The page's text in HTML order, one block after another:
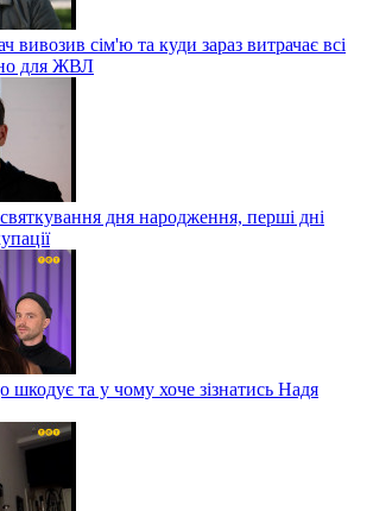
вивозив сім'ю та куди зараз витрачає всі
для ЖВЛ
дня народження, перші дні
та у чому хоче зізнатись Надя